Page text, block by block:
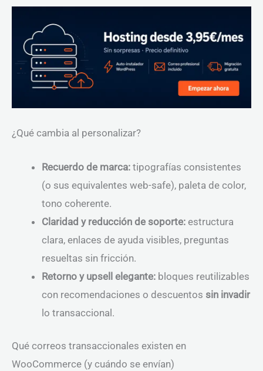
¿Qué cambia al personalizar?
Recuerdo de marca: tipografías consistentes
(o sus equivalentes web-safe), paleta de color,
tono coherente.
Claridad y reducción de soporte: estructura
clara, enlaces de ayuda visibles, preguntas
resueltas sin fricción.
Retorno y upsell elegante: bloques reutilizables
con recomendaciones o descuentos sin invadir
lo transaccional.
Qué correos transaccionales existen en
WooCommerce (y cuándo se envían)